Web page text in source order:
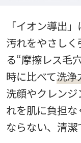
「イオン導出
汚れをやさし
る“摩擦レス毛
時に比べて洗浄
洗顔やクレン
れを肌に負担
ならない、清潔